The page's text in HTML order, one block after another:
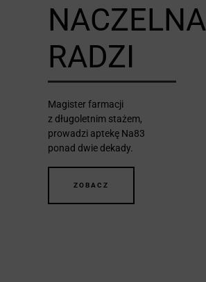
NACZELNA
RADZI
Magister farmacji
z długoletnim stażem,
prowadzi aptekę Na83
ponad dwie dekady.
ZOBACZ